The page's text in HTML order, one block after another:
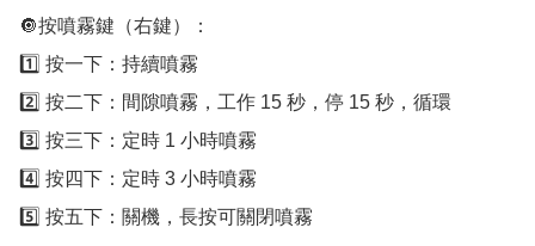
🔘按噴霧鍵（右鍵）：
1️⃣ 按一下：持續噴霧
2️⃣ 按二下：間隙噴霧，工作 15 秒，停 15 秒，循環
3️⃣ 按三下：定時 1 小時噴霧
4️⃣ 按四下：定時 3 小時噴霧